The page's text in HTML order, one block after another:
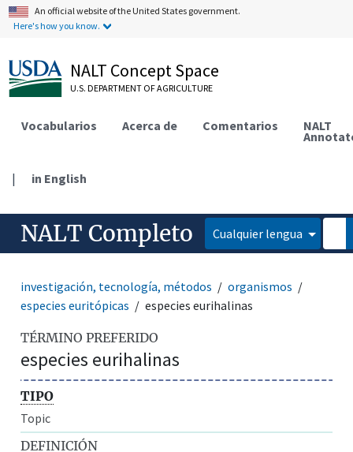
An official website of the United States government.
Here's how you know.
NALT Concept Space
U.S. DEPARTMENT OF AGRICULTURE
Vocabularios Acerca de Comentarios NALT
| in English
NALT Completo Cualquier lengua
investigación, tecnología, métodos
organismos
especies euritópicas
especies eurihalinas
TÉRMINO PREFERIDO
especies eurihalinas
TIPO
Topic
DEFINICIÓN